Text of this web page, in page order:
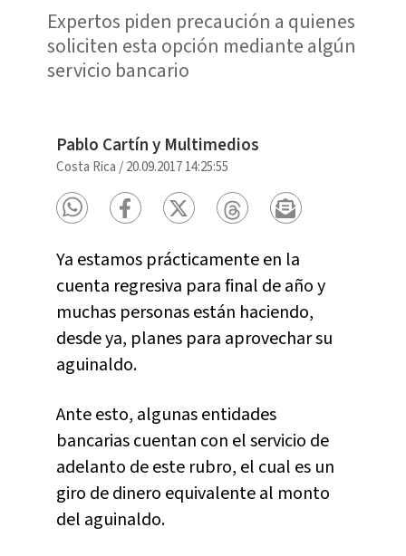
Expertos piden precaución a quienes
soliciten esta opción mediante algún
servicio bancario
Pablo Cartín y Multimedios
Costa Rica /20.09.2017 14:25:55
Ya estamos prácticamente en la
cuenta regresiva para final de año y
muchas personas están haciendo,
desde ya, planes para aprovechar su
aguinaldo.
Ante esto, algunas entidades
bancarias cuentan con el servicio de
adelanto de este rubro, el cual es un
giro de dinero equivalente al monto
del aguinaldo.